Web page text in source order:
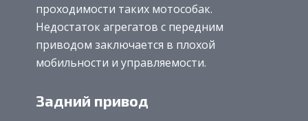
проходимости таких мотособак.
Недостаток агрегатов с передним
приводом заключается в плохой
мобильности и управляемости.
Задний привод